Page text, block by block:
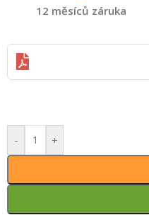
12 měsíců záruka
- +